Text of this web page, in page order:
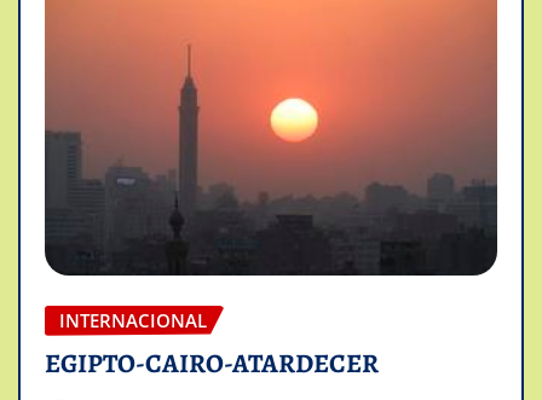
INTERNACIONAL
EGIPTO-CAIRO-ATARDECER